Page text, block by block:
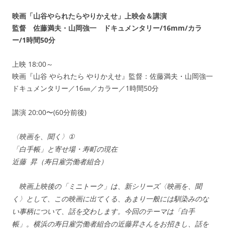
映画「山谷やられたらやりかえせ」上映会＆講演
監督 佐藤満夫・山岡強一 ドキュメンタリー/16mm/カラ
ー/1時間50分
上映 18:00～
映画『山谷 やられたら やりかえせ』監督：佐藤満夫・山岡強一
ドキュメンタリー／16㎜／カラー／1時間50分
講演 20:00〜(60分前後)
〈映画を、聞く〉 ①
「白手帳」と寄せ場・寿町の現在
近藤 昇（寿日雇労働者組合）
映画上映後の「ミニトーク」は、新シリーズ〈映画を、聞
く〉として、この映画に出てくる、あまり一般には馴染みのな
い事柄について、話を交わします。今回のテーマは「白手
帳」。横浜の寿日雇労働者組合の近藤昇さんをお招きし、話を